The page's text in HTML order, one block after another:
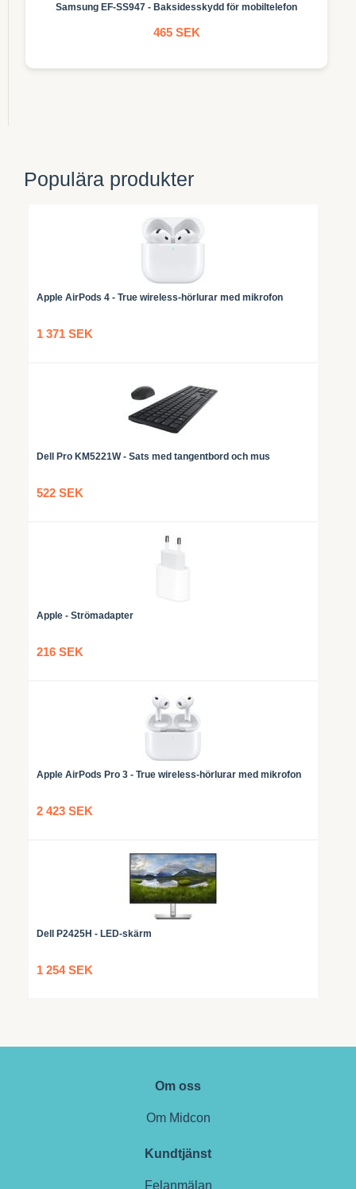
Samsung EF-SS947 - Baksidesskydd för mobiltelefon
465 SEK
Populära produkter
Apple AirPods 4 - True wireless-hörlurar med mikrofon
1 371 SEK
Dell Pro KM5221W - Sats med tangentbord och mus
522 SEK
Apple - Strömadapter
216 SEK
Apple AirPods Pro 3 - True wireless-hörlurar med mikrofon
2 423 SEK
Dell P2425H - LED-skärm
1 254 SEK
Om oss
Om Midcon
Kundtjänst
Felanmälan